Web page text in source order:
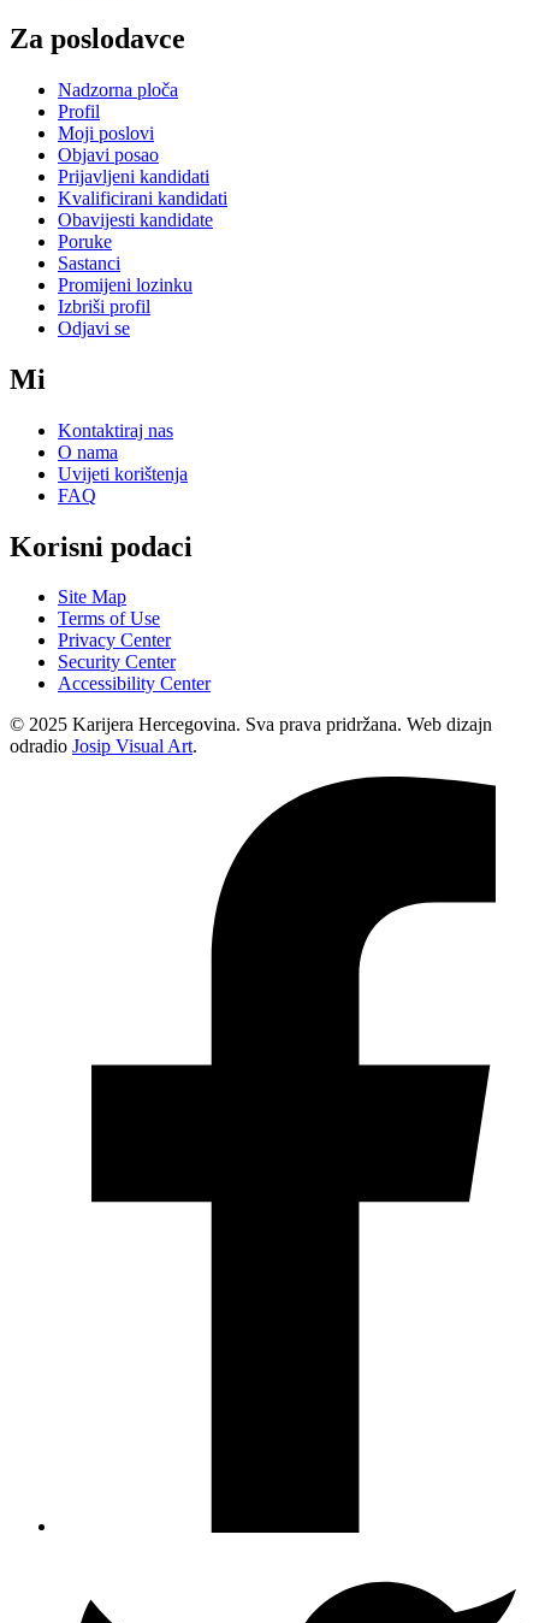
Za poslodavce
Nadzorna ploča
Profil
Moji poslovi
Objavi posao
Prijavljeni kandidati
Kvalificirani kandidati
Obavijesti kandidate
Poruke
Sastanci
Promijeni lozinku
Izbriši profil
Odjavi se
Mi
Kontaktiraj nas
O nama
Uvijeti korištenja
FAQ
Korisni podaci
Site Map
Terms of Use
Privacy Center
Security Center
Accessibility Center
© 2025 Karijera Hercegovina. Sva prava pridržana. Web dizajn
odradio Josip Visual Art.